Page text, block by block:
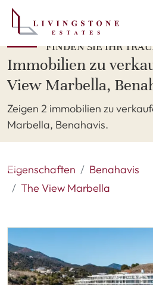
FINDEN SIE IHR
Immobilien zu
View Marbella,
Zeigen 2 immobilien zu
Marbella, Benahavis.
Eigenschaften
Benahavis
The View Marbella